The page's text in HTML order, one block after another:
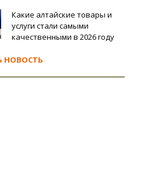
Какие алтайские товары и
услуги стали самыми
качественными в 2026 году
НОВОСТЬ